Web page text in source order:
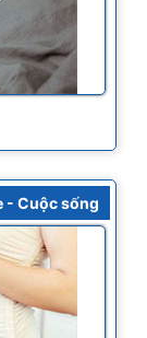
- Cuộc sống